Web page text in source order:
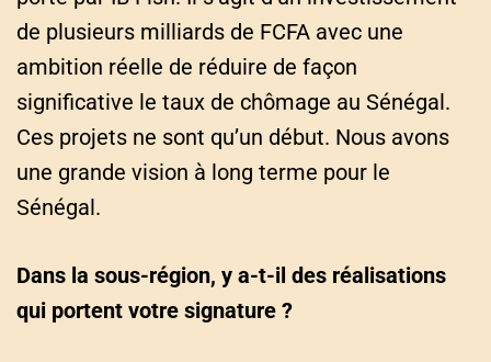
de plusieurs milliards de FCFA avec une
ambition réelle de réduire de façon
significative le taux de chômage au Sénégal.
Ces projets ne sont qu’un début. Nous avons
une grande vision à long terme pour le
Sénégal.
Dans la sous-région, y a-t-il des réalisations
qui portent votre signature ?